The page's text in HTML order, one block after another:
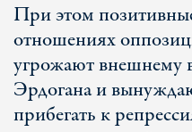
При этом
отношениях
угрожают внешнему
Эрдогана и
прибегать к